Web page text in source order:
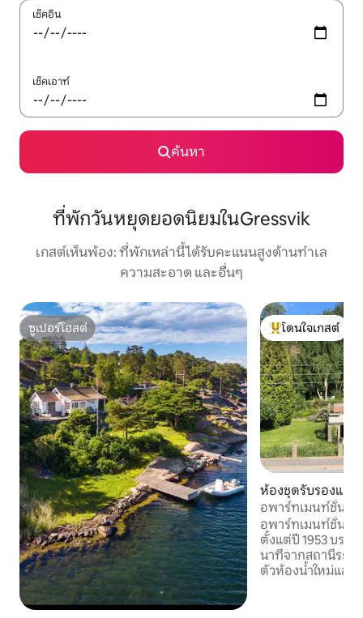
เช็คอิน
เช็คเอาท์
ค้นหา
ที่พักวันหยุดยอดนิยมในGressvik
เกสต์เห็นพ้อง: ที่พักเหล่านี้ได้รับคะแนนสูงด้านทำเล
ความสะอาด และอื่นๆ
ซูเปอร์โฮสต์
ซูเปอร์โฮสต์
โดนใจเกสต์ที่สุด
โดนใจเกสต์
ห้องชุดรับรองแขก
tad
อพาร์ทเมนท์ชั้นใต้
Kråkerøy พร้อมส
อพาร์ทเมนท์ชั้นใ
ตั้งแต่ปี 1953 บรร
นาทีจากสถานีรถไ
ตัวห้องน้ำใหม่และ